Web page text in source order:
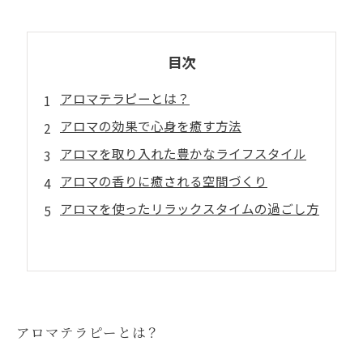
目次
アロマテラピーとは？
アロマの効果で心身を癒す方法
アロマを取り入れた豊かなライフスタイル
アロマの香りに癒される空間づくり
アロマを使ったリラックスタイムの過ごし方
アロマテラピーとは？